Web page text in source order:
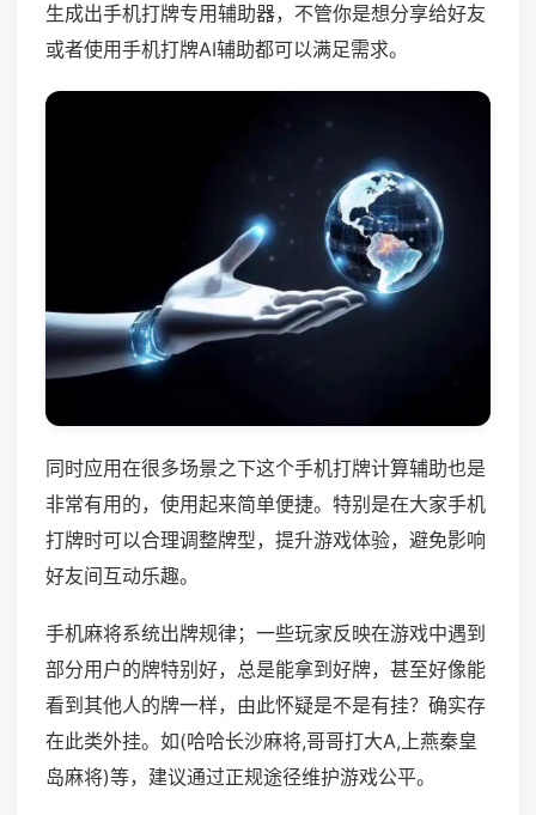
生成出手机打牌专用辅助器，不管你是想分享给好友
或者使用手机打牌AI辅助都可以满足需求。
同时应用在很多场景之下这个手机打牌计算辅助也是
非常有用的，使用起来简单便捷。特别是在大家手机
打牌时可以合理调整牌型，提升游戏体验，避免影响
好友间互动乐趣。
手机麻将系统出牌规律；一些玩家反映在游戏中遇到
部分用户的牌特别好，总是能拿到好牌，甚至好像能
看到其他人的牌一样，由此怀疑是不是有挂？确实存
在此类外挂。如(哈哈长沙麻将,哥哥打大A,上燕秦皇
岛麻将)等，建议通过正规途径维护游戏公平。